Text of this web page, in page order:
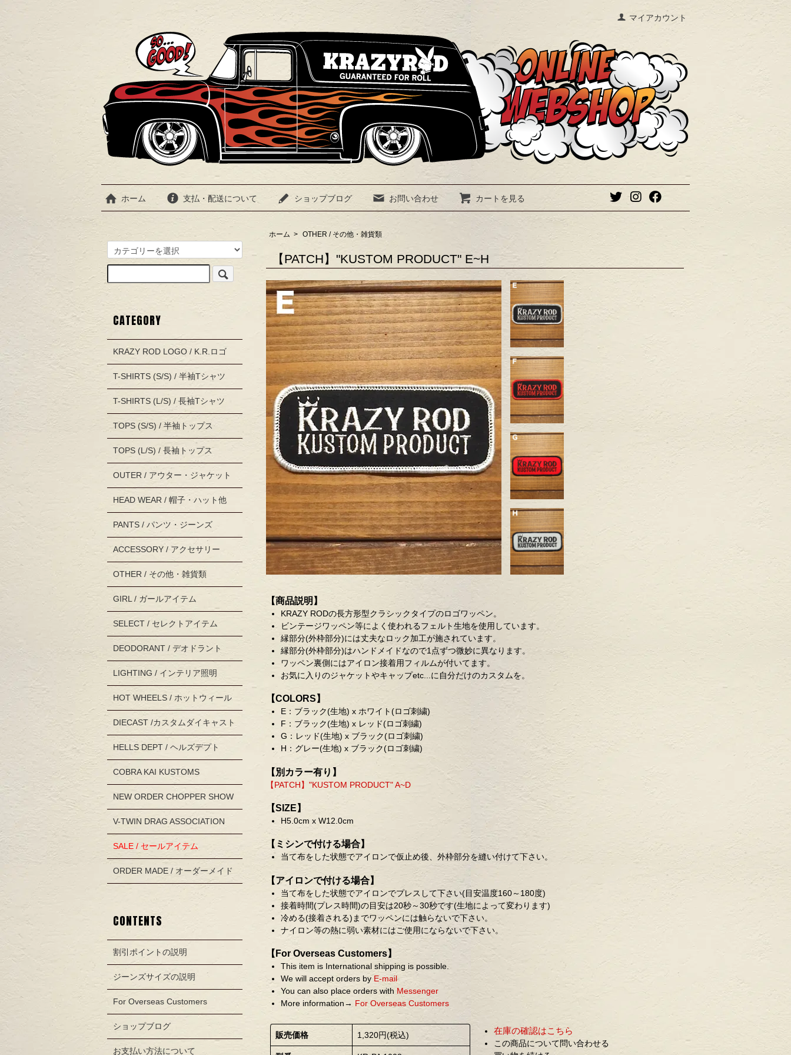
マイアカウント
ホーム 支払・配送について ショップブログ お問い合わせ カートを見る
ホーム > OTHER / その他・雑貨類
【PATCH】"KUSTOM PRODUCT" E~H
【商品説明】
KRAZY RODの長方形型クラシックタイプのロゴワッペン。
ビンテージワッペン等によく使われるフェルト生地を使用しています。
縁部分(外枠部分)には丈夫なロック加工が施されています。
縁部分(外枠部分)はハンドメイドなので1点ずつ微妙に異なります。
ワッペン裏側にはアイロン接着用フィルムが付いてます。
お気に入りのジャケットやキャップetc...に自分だけのカスタムを。
【COLORS】
E：ブラック(生地) x ホワイト(ロゴ刺繍)
F：ブラック(生地) x レッド(ロゴ刺繍)
G：レッド(生地) x ブラック(ロゴ刺繍)
H：グレー(生地) x ブラック(ロゴ刺繍)
【別カラー有り】
【PATCH】"KUSTOM PRODUCT" A~D
【SIZE】
H5.0cm x W12.0cm
【ミシンで付ける場合】
当て布をした状態でアイロンで仮止め後、外枠部分を縫い付けて下さい。
【アイロンで付ける場合】
当て布をした状態でアイロンでプレスして下さい(目安温度160～180度)
接着時間(プレス時間)の目安は20秒～30秒です(生地によって変わります)
冷める(接着される)までワッペンには触らないで下さい。
ナイロン等の熱に弱い素材にはご使用にならないで下さい。
【For Overseas Customers】
This item is International shipping is possible.
We will accept orders byE-mail
You can also place orders with Messenger
More information→ For Overseas Customers
販売価格 1,320円(税込) 在庫の確認はこちら
この商品について問い合わせる
CATEGORY
KRAZY ROD LOGO / K.R.ロゴ
T-SHIRTS (S/S) / 半袖Tシャツ
T-SHIRTS (L/S) / 長袖Tシャツ
TOPS (S/S) / 半袖トップス
TOPS (L/S) / 長袖トップス
OUTER / アウター・ジャケット
HEAD WEAR / 帽子・ハット他
PANTS / パンツ・ジーンズ
ACCESSORY / アクセサリー
OTHER / その他・雑貨類
GIRL / ガールアイテム
SELECT / セレクトアイテム
DEODORANT / デオドラント
LIGHTING / インテリア照明
HOT WHEELS / ホットウィール
DIECAST /カスタムダイキャスト
HELLS DEPT / ヘルズデプト
COBRA KAI KUSTOMS
NEW ORDER CHOPPER SHOW
V-TWIN DRAG ASSOCIATION
SALE / セールアイテム
ORDER MADE / オーダーメイド
CONTENTS
割引ポイントの説明
ジーンズサイズの説明
For Overseas Customers
ショップブログ
お支払い方法について